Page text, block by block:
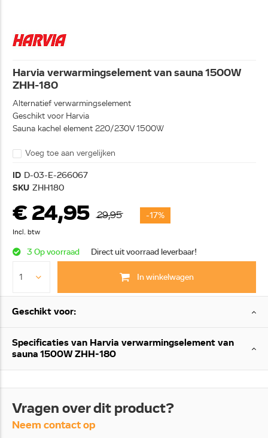
Harvia verwarmingselement van sauna 1500W
ZHH-180
Alternatief verwarmingselement
Geschikt voor Harvia
Sauna kachel element 220/230V 1500W
Voeg toe aan vergelijken
ID D-03-E-266067
SKU ZHH180
€ 24,95 29,95 -17%
Incl. btw
3 Op voorraad Direct uit voorraad leverbaar!
In winkelwagen
Geschikt voor:
Specificaties van Harvia verwarmingselement van
sauna 1500W ZHH-180
Vragen over dit product?
Neem contact op